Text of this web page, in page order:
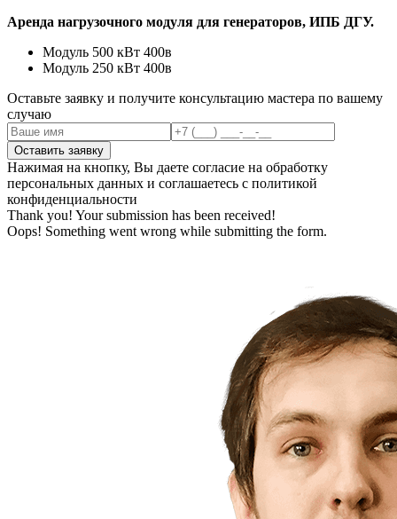
Аренда нагрузочного модуля для генераторов, ИПБ ДГУ.
Модуль 500 кВт 400в
Модуль 250 кВт 400в
Оставьте заявку и получите консультацию мастера по вашему
случаю
Нажимая на кнопку, Вы даете согласие на обработку
персональных данных и соглашаетесь с политикой
конфиденциальности
Thank you! Your submission has been received!
Oops! Something went wrong while submitting the form.